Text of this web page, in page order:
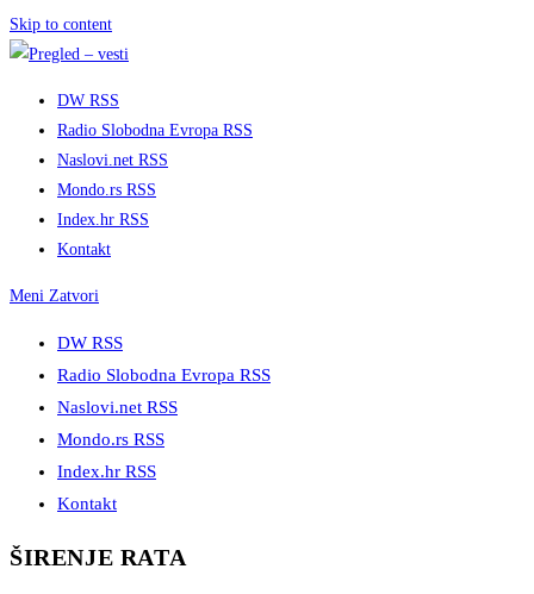
Skip to content
DW RSS
Radio Slobodna Evropa RSS
Naslovi.net RSS
Mondo.rs RSS
Index.hr RSS
Kontakt
Meni Zatvori
DW RSS
Radio Slobodna Evropa RSS
Naslovi.net RSS
Mondo.rs RSS
Index.hr RSS
Kontakt
ŠIRENJE RATA